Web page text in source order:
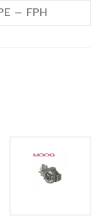
– FPH